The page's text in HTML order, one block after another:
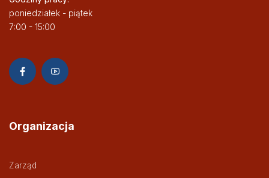
poniedziałek - piątek
7:00 - 15:00
Organizacja
Zarząd